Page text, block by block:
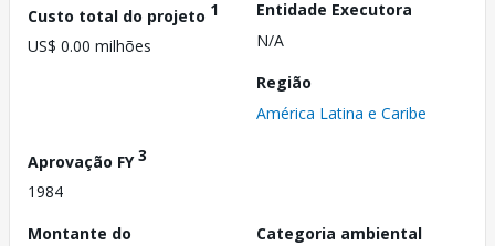
Custo total do projeto 1
US$ 0.00 milhões
Entidade Executora
N/A
Região
América Latina e Caribe
Aprovação FY3
1984
Montante do
Categoria ambiental